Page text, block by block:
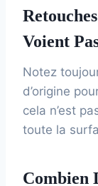
Voient
Notez
d’origine
cela n’est
toute la
Combien